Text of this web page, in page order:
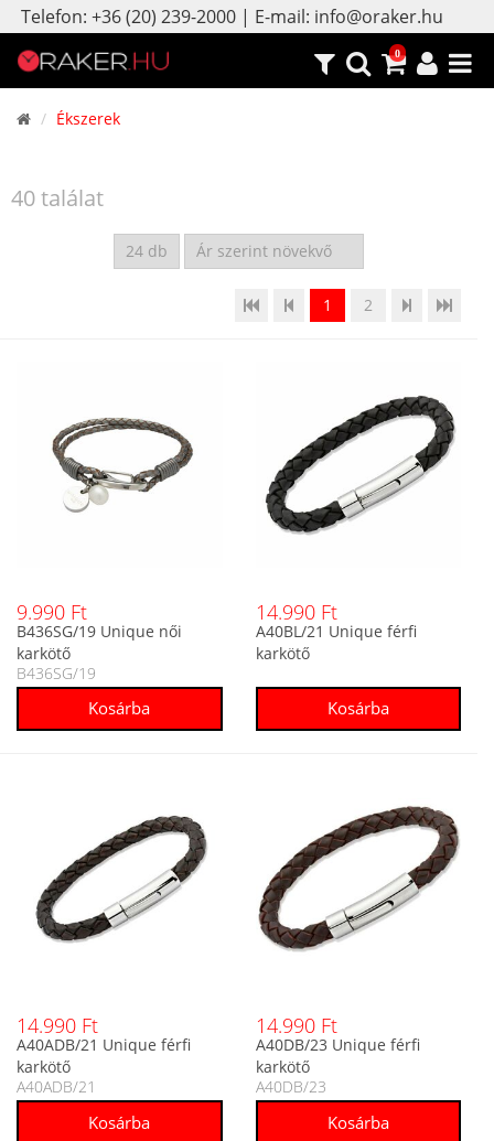
Telefon: +36 (20) 239-2000 | E-mail: info@oraker.hu
0
Ékszerek
40 találat
1 2
9.990 Ft
B436SG/19 Unique női
karkötő
B436SG/19
14.990 Ft
A40BL/21 Unique férfi
karkötő
14.990 Ft
A40ADB/21 Unique férfi
karkötő
A40ADB/21
14.990 Ft
A40DB/23 Unique férfi
karkötő
A40DB/23